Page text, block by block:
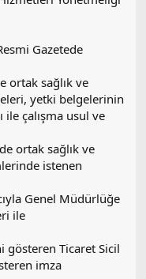
Gazetede
ortak sağlık ve
yetki belgelerinin
çalışma usul ve
ortak sağlık ve
istenen
Genel Müdürlüğe
ile
gösteren Ticaret Sicil
imza